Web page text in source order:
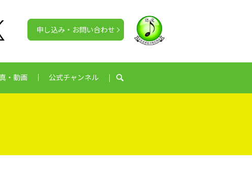
・動画 公式チャンネル search
申し込み・お問い合わせ